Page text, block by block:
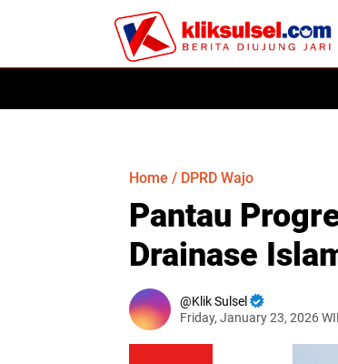
Home / DPRD Wajo
Pantau
Drainase
Klik Sulsel
Friday, January 23, 2026